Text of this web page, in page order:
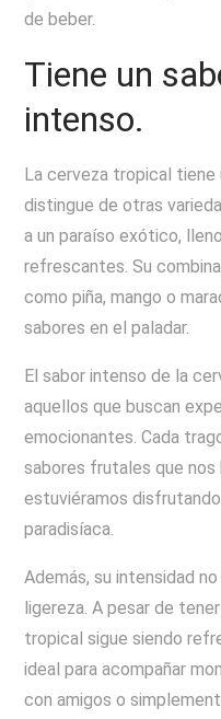
de beber.
Tiene un
intenso.
La cerveza tropical tiene
distingue de otras
a un paraíso exótico,
refrescantes. Su
como piña, mango o
sabores en el paladar.
El sabor intenso de la
aquellos que buscan
emocionantes. Cada
sabores frutales que
estuviéramos
paradisíaca.
Además, su intensidad
ligereza. A pesar de
tropical sigue siendo
ideal para acompañar
con amigos o